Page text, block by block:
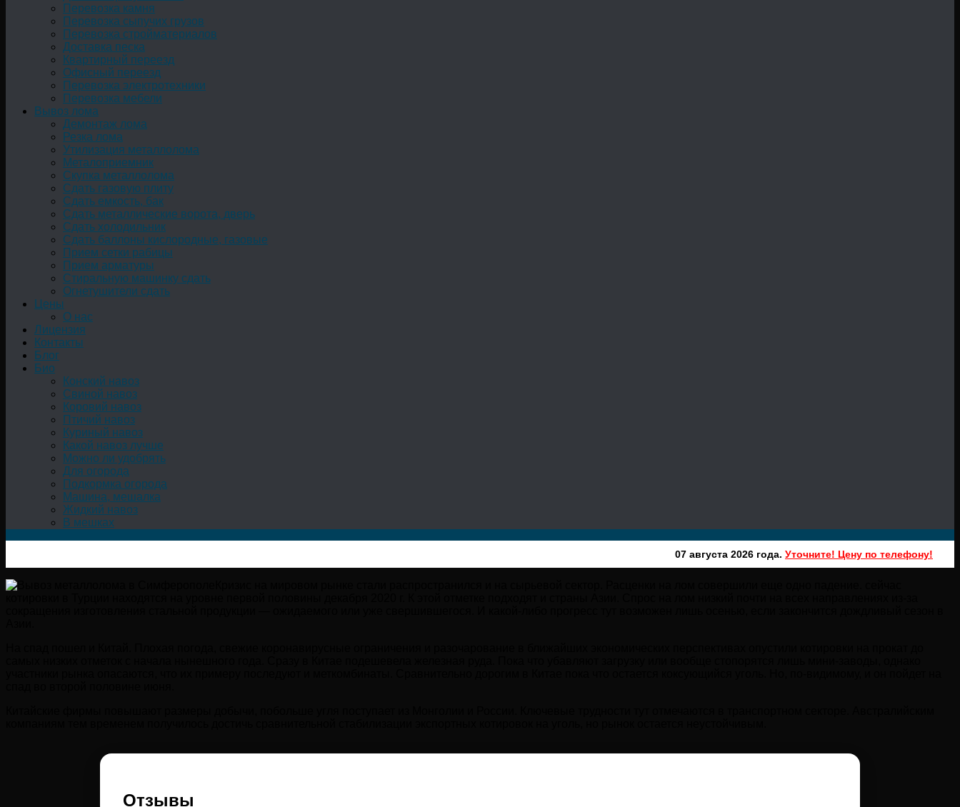
Перевозка камня
Перевозка сыпучих грузов
Перевозка стройматериалов
Доставка песка
Квартирный переезд
Офисный переезд
Перевозка электротехники
Перевозка мебели
Вывоз лома
Демонтаж лома
Резка лома
Утилизация металлолома
Металоприемник
Скупка металлолома
Сдать газовую плиту
Сдать емкость, бак
Cдать металлические ворота, дверь
Сдать холодильник
Сдать баллоны кислородные, газовые
Прием сетки рабицы
Прием арматуры
Стиральную машинку сдать
Огнетушители сдать
Цены
О нас
Лицензия
Контакты
Блог
Био
Конский навоз
Свиной навоз
Коровий навоз
Птичий навоз
Куриный навоз
Какой навоз лучше
Можно ли удобрять
Для огорода
Подкормка огорода
Машина, мешалка
Жидкий навоз
В мешках
07 августа 2026 года. Уточните! Цену по телефону!
Отзывы